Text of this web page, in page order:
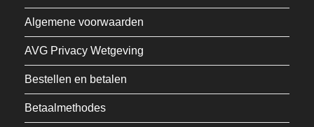
Algemene voorwaarden
AVG Privacy Wetgeving
Bestellen en betalen
Betaalmethodes